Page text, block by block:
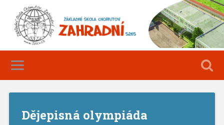
Dějepisná olympiáda